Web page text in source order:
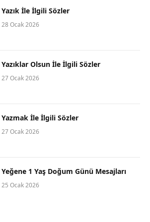
Yazık İle İlgili Sözler
28 Ocak 2026
Yazıklar Olsun İle İlgili Sözler
27 Ocak 2026
Yazmak İle İlgili Sözler
27 Ocak 2026
Yeğene 1 Yaş Doğum Günü Mesajları
25 Ocak 2026